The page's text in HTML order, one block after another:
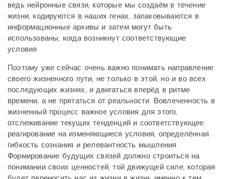
ведь нейронные связи, которые мы создаём в течение
жизни, кодируются в наших генах, запаковываются в
информационные архивы и затем могут быть
использованы, когда возникнут соответствующие
условия.
Поэтому уже сейчас очень важно понимать направление
своего жизненного пути, не только в этой, но и во всех
последующих жизнях, и двигаться вперёд в ритме
времени, а не прятаться от реальности. Вовлеченность в
жизненный процесс важное условия для этого,
отслеживание текущих тенденций и соответствующее
реагирование на изменяющиеся условия, определённая
гибкость сознания и релевантность мышления.
Формирование будущих связей должно строиться на
понимании своих ценностей, той движущей силе, которая